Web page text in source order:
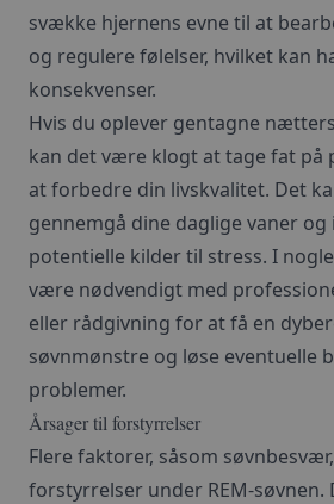
svække hjernens evne til at
og regulere følelser, hvilket kan
konsekvenser.
Hvis du oplever gentagne
kan det være klogt at tage fat på
at forbedre din livskvalitet. Det
gennemgå dine daglige vaner
potentielle kilder til stress. I
være nødvendigt med
eller rådgivning for at få en
søvnmønstre og løse eventuelle
problemer.
Årsager til forstyrrelser
Flere faktorer, såsom
forstyrrelser under REM-søvnen.